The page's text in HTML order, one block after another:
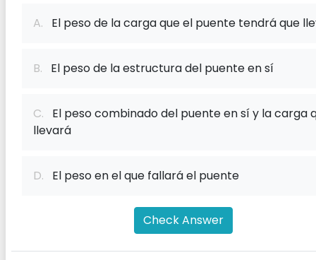
A. El peso de la carga que el puente tendrá que
B. El peso de la estructura del puente en sí
C. El peso combinado del puente en sí y la carga
llevará
D. El peso en el que fallará el puente
Check Answer